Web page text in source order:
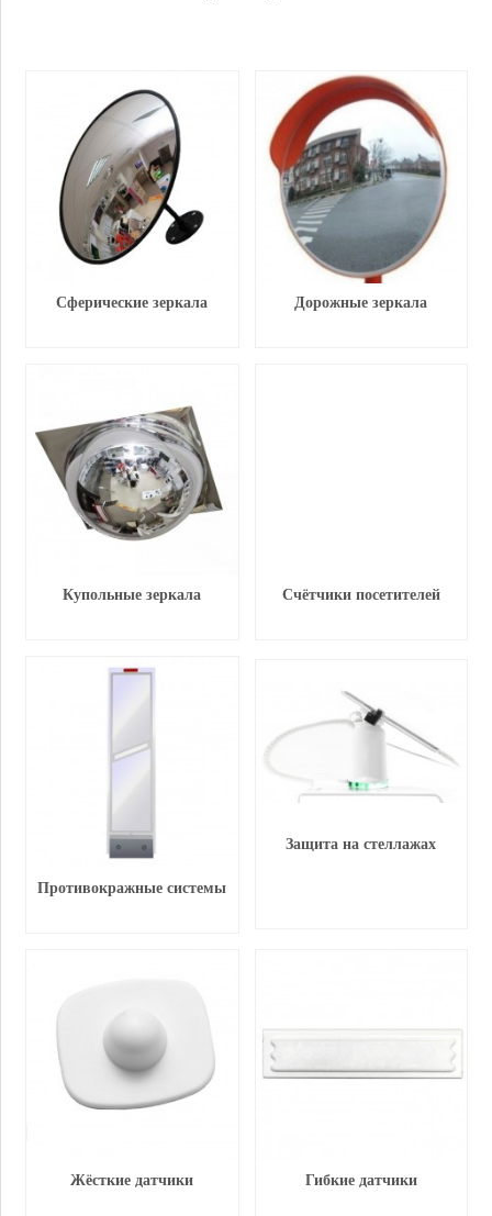
Сферические зеркала Дорожные зеркала
Купольные зеркала Счётчики посетителей
Противокражные системы
Защита на стеллажах
Жёсткие датчики Гибкие датчики